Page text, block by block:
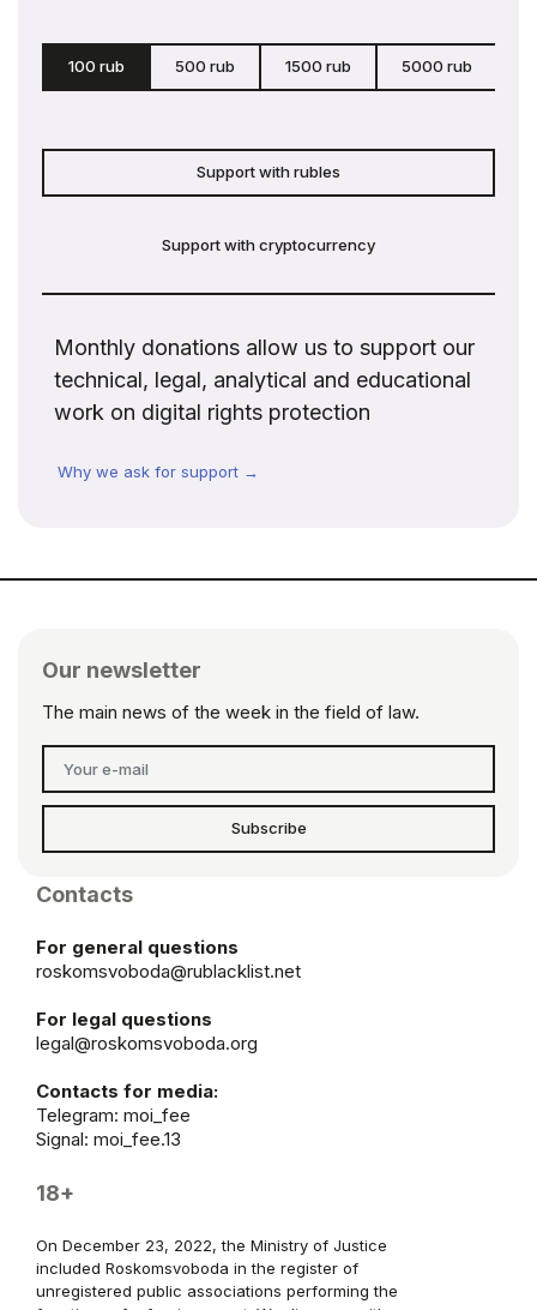
100 rub 500 rub 1500 rub 5000 rub
Support with rubles
Support with cryptocurrency
Monthly donations allow us to support our
technical, legal, analytical and educational
work on digital rights protection
Why we ask for support →
Our newsletter
The main news of the week in the field of law.
Subscribe
Contacts
For general questions
roskomsvoboda@rublacklist.net
For legal questions
legal@roskomsvoboda.org
Contacts for media:
Telegram: moi_fee
Signal: moi_fee.13
18+
On December 23, 2022, the Ministry of Justice
included Roskomsvoboda in the register of
unregistered public associations performing the